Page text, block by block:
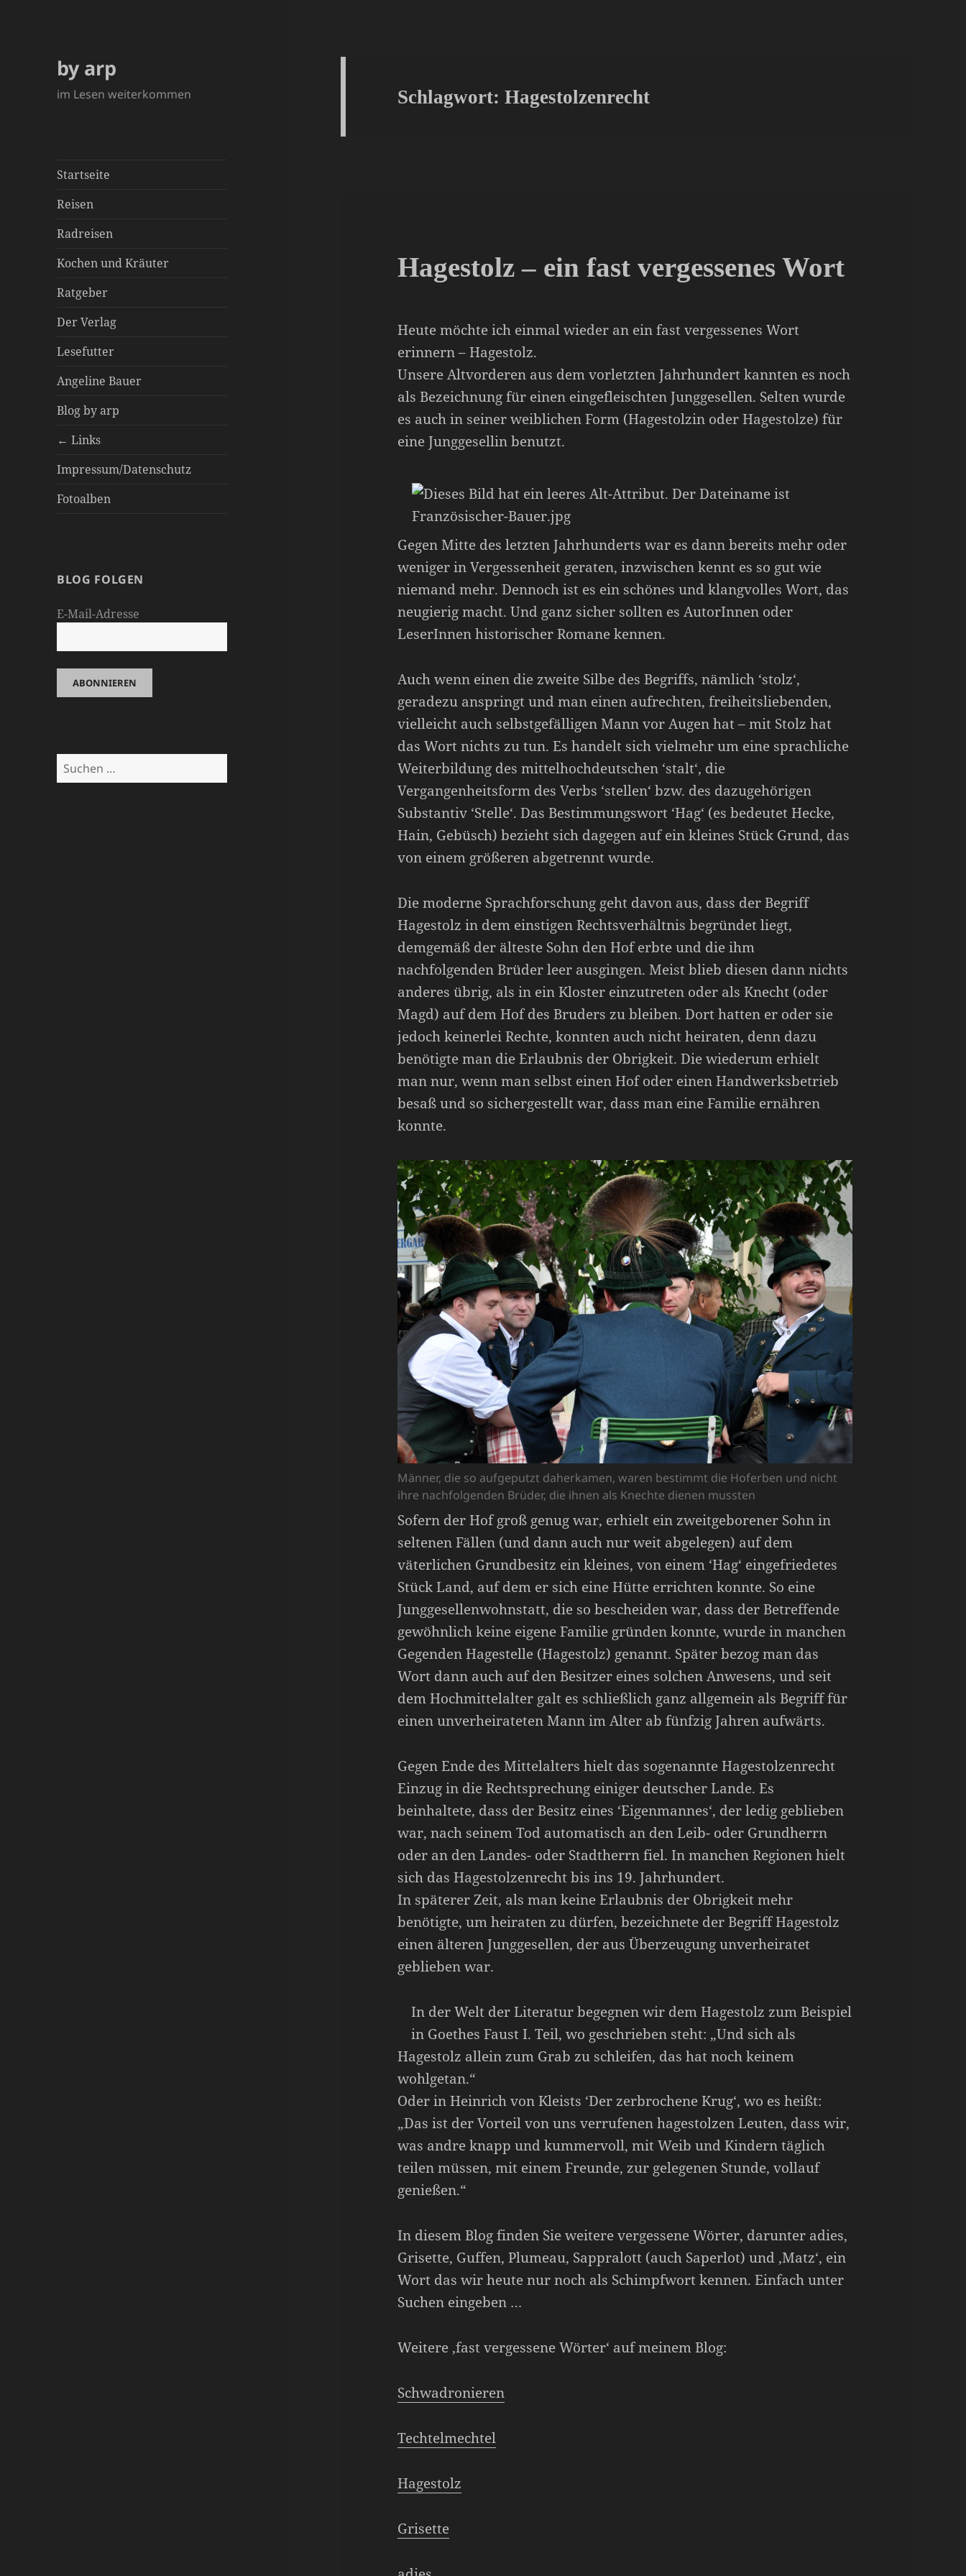
by arp
im Lesen weiterkommen
Startseite
Reisen
Radreisen
Kochen und Kräuter
Ratgeber
Der Verlag
Lesefutter
Angeline Bauer
Blog by arp
← Links
Impressum/Datenschutz
Fotoalben
BLOG FOLGEN
E-Mail-Adresse
Suchen
nach:
Schlagwort:Hagestolzenrecht
Hagestolz – ein fast vergessenes Wort
Heute möchte ich einmal wieder an ein fast vergessenes Wort
erinnern – Hagestolz.
Unsere Altvorderen aus dem vorletzten Jahrhundert kannten es noch
als Bezeichnung für einen eingefleischten Junggesellen. Selten wurde
es auch in seiner weiblichen Form (Hagestolzin oder Hagestolze) für
eine Junggesellin benutzt.
Gegen Mitte des letzten Jahrhunderts war es dann bereits mehr oder
weniger in Vergessenheit geraten, inzwischen kennt es so gut wie
niemand mehr. Dennoch ist es ein schönes und klangvolles Wort, das
neugierig macht. Und ganz sicher sollten es AutorInnen oder
LeserInnen historischer Romane kennen.
Auch wenn einen die zweite Silbe des Begriffs, nämlich ‘stolz‘,
geradezu anspringt und man einen aufrechten, freiheitsliebenden,
vielleicht auch selbstgefälligen Mann vor Augen hat – mit Stolz hat
das Wort nichts zu tun. Es handelt sich vielmehr um eine sprachliche
Weiterbildung des mittelhochdeutschen ‘stalt‘, die
Vergangenheitsform des Verbs ‘stellen‘ bzw. des dazugehörigen
Substantiv ‘Stelle‘. Das Bestimmungswort ‘Hag‘ (es bedeutet Hecke,
Hain, Gebüsch) bezieht sich dagegen auf ein kleines Stück Grund, das
von einem größeren abgetrennt wurde.
Die moderne Sprachforschung geht davon aus, dass der Begriff
Hagestolz in dem einstigen Rechtsverhältnis begründet liegt,
demgemäß der älteste Sohn den Hof erbte und die ihm
nachfolgenden Brüder leer ausgingen. Meist blieb diesen dann nichts
anderes übrig, als in ein Kloster einzutreten oder als Knecht (oder
Magd) auf dem Hof des Bruders zu bleiben. Dort hatten er oder sie
jedoch keinerlei Rechte, konnten auch nicht heiraten, denn dazu
benötigte man die Erlaubnis der Obrigkeit. Die wiederum erhielt
man nur, wenn man selbst einen Hof oder einen Handwerksbetrieb
besaß und so sichergestellt war, dass man eine Familie ernähren
konnte.
Männer, die so aufgeputzt daherkamen, waren bestimmt die Hoferben und nicht
ihre nachfolgenden Brüder, die ihnen als Knechte dienen mussten
Sofern der Hof groß genug war, erhielt ein zweitgeborener Sohn in
seltenen Fällen (und dann auch nur weit abgelegen) auf dem
väterlichen Grundbesitz ein kleines, von einem ‘Hag‘ eingefriedetes
Stück Land, auf dem er sich eine Hütte errichten konnte. So eine
Junggesellenwohnstatt, die so bescheiden war, dass der Betreffende
gewöhnlich keine eigene Familie gründen konnte, wurde in manchen
Gegenden Hagestelle (Hagestolz) genannt. Später bezog man das
Wort dann auch auf den Besitzer eines solchen Anwesens, und seit
dem Hochmittelalter galt es schließlich ganz allgemein als Begriff für
einen unverheirateten Mann im Alter ab fünfzig Jahren aufwärts.
Gegen Ende des Mittelalters hielt das sogenannte Hagestolzenrecht
Einzug in die Rechtsprechung einiger deutscher Lande. Es
beinhaltete, dass der Besitz eines ‘Eigenmannes‘, der ledig geblieben
war, nach seinem Tod automatisch an den Leib- oder Grundherrn
oder an den Landes- oder Stadtherrn fiel. In manchen Regionen hielt
sich das Hagestolzenrecht bis ins 19. Jahrhundert.
In späterer Zeit, als man keine Erlaubnis der Obrigkeit mehr
benötigte, um heiraten zu dürfen, bezeichnete der Begriff Hagestolz
einen älteren Junggesellen, der aus Überzeugung unverheiratet
geblieben war.
In der Welt der Literatur begegnen wir dem Hagestolz zum Beispiel
in Goethes Faust I. Teil, wo geschrieben steht: „Und sich als
Hagestolz allein zum Grab zu schleifen, das hat noch keinem
wohlgetan.“
Oder in Heinrich von Kleists ‘Der zerbrochene Krug‘, wo es heißt:
„Das ist der Vorteil von uns verrufenen hagestolzen Leuten, dass wir,
was andre knapp und kummervoll, mit Weib und Kindern täglich
teilen müssen, mit einem Freunde, zur gelegenen Stunde, vollauf
genießen.“
In diesem Blog finden Sie weitere vergessene Wörter, darunter adies,
Grisette, Guffen, Plumeau, Sappralott (auch Saperlot) und ‚Matz‘, ein
Wort das wir heute nur noch als Schimpfwort kennen. Einfach unter
Suchen eingeben …
Weitere ‚fast vergessene Wörter‘ auf meinem Blog:
Schwadronieren
Techtelmechtel
Hagestolz
Grisette